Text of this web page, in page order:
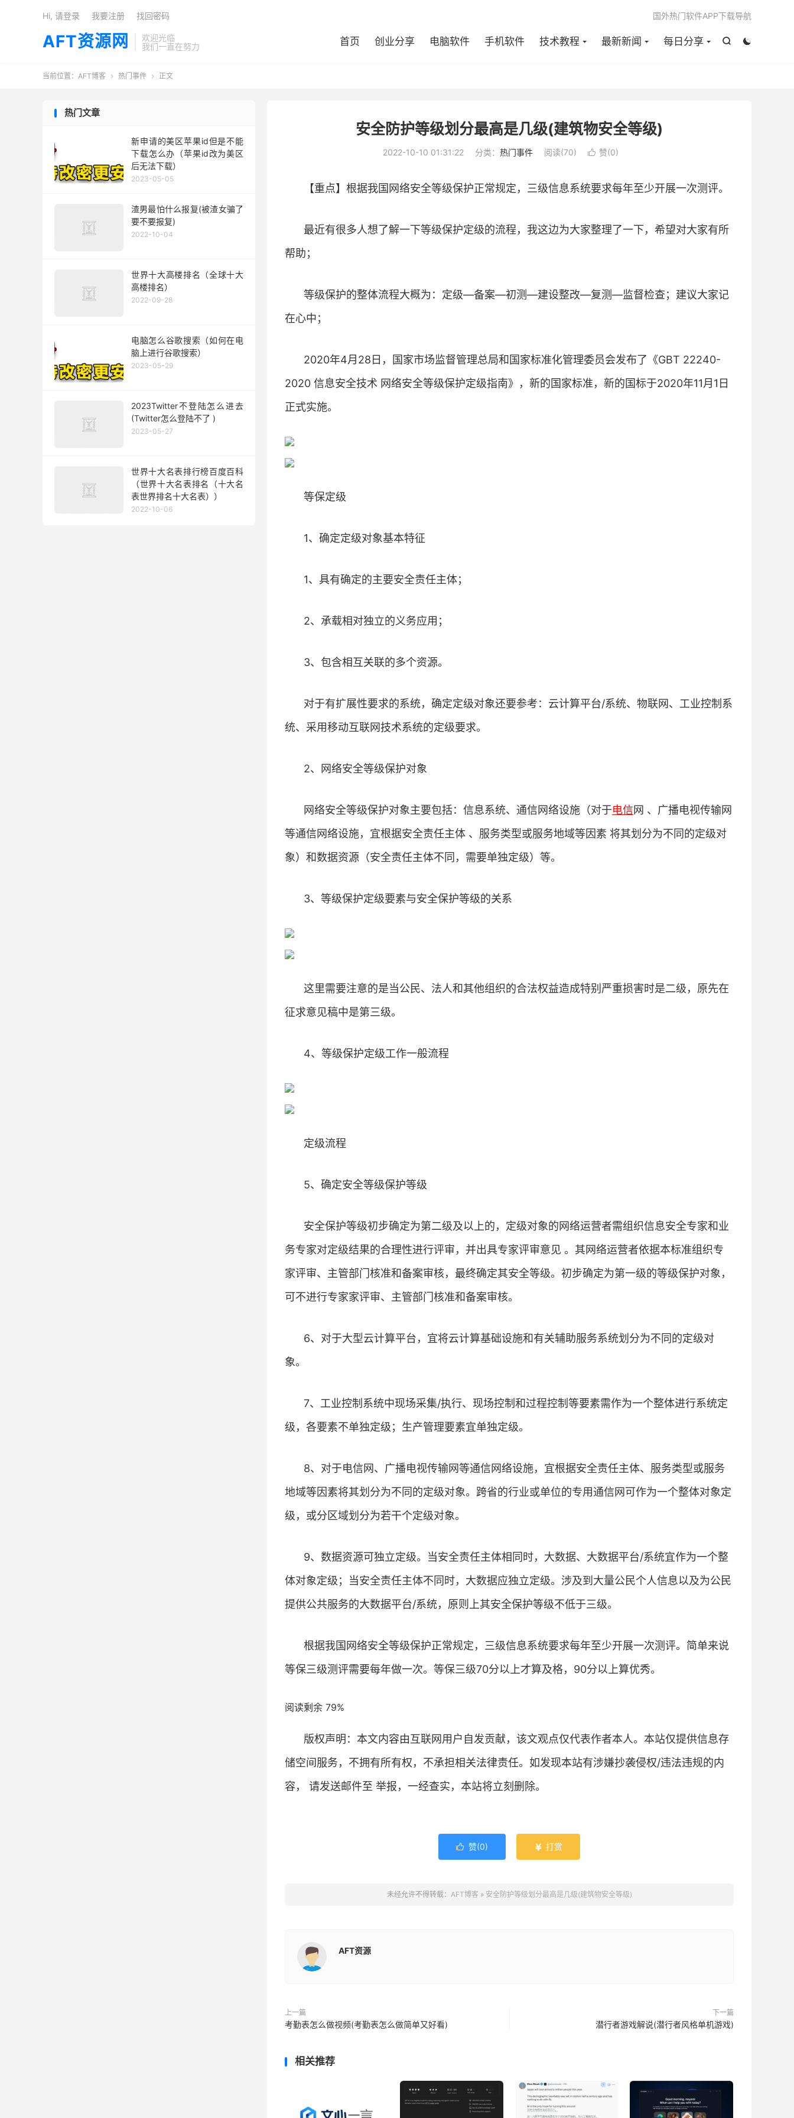
AFT资源网
欢迎光临
我们一直在努力


首页 创业分享 电脑软件 手机软件 技术教程 最新新闻 每日分享
国外热门软件APP下载导航
Hi, 请登录 我要注册 找回密码
当前位置： AFT博客  热门事件  正文
安全防护等级划分最高是几级(建筑物安全等级)
2022-10-10 01:31:22 分类： 热门事件 阅读(70)  赞(0)
【重点】根据我国网络安全等级保护正常规定，三级信息系统要求每年至少开展一次测评。
最近有很多人想了解一下等级保护定级的流程，我这边为大家整理了一下，希望对大家有所
帮助；
等级保护的整体流程大概为：定级—备案—初测—建设整改—复测—监督检查；建议大家记
在心中；
2020年4月28日，国家市场监督管理总局和国家标准化管理委员会发布了《GBT 22240-
2020 信息安全技术 网络安全等级保护定级指南》，新的国家标准，新的国标于2020年11月1日
正式实施。
等保定级
1、确定定级对象基本特征
1、具有确定的主要安全责任主体；
2、承载相对独立的义务应用；
3、包含相互关联的多个资源。
对于有扩展性要求的系统，确定定级对象还要参考：云计算平台/系统、物联网、工业控制系
统、采用移动互联网技术系统的定级要求。
2、网络安全等级保护对象
网络安全等级保护对象主要包括：信息系统、通信网络设施（对于电信网 、广播电视传输网
等通信网络设施，宜根据安全责任主体 、服务类型或服务地域等因素 将其划分为不同的定级对
象）和数据资源（安全责任主体不同，需要单独定级）等。
3、等级保护定级要素与安全保护等级的关系
这里需要注意的是当公民、法人和其他组织的合法权益造成特别严重损害时是二级，原先在
征求意见稿中是第三级。
4、等级保护定级工作一般流程
定级流程
5、确定安全等级保护等级
安全保护等级初步确定为第二级及以上的，定级对象的网络运营者需组织信息安全专家和业
务专家对定级结果的合理性进行评审，并出具专家评审意见 。其网络运营者依据本标准组织专
家评审、主管部门核准和备案审核，最终确定其安全等级。初步确定为第一级的等级保护对象，
可不进行专家家评审、主管部门核准和备案审核。
6、对于大型云计算平台，宜将云计算基础设施和有关辅助服务系统划分为不同的定级对
象。
7、工业控制系统中现场采集/执行、现场控制和过程控制等要素需作为一个整体进行系统定
级，各要素不单独定级；生产管理要素宜单独定级。
8、对于电信网、广播电视传输网等通信网络设施，宜根据安全责任主体、服务类型或服务
地域等因素将其划分为不同的定级对象。跨省的行业或单位的专用通信网可作为一个整体对象定
级，或分区域划分为若干个定级对象。
9、数据资源可独立定级。当安全责任主体相同时，大数据、大数据平台/系统宜作为一个整
体对象定级；当安全责任主体不同时，大数据应独立定级。涉及到大量公民个人信息以及为公民
提供公共服务的大数据平台/系统，原则上其安全保护等级不低于三级。
根据我国网络安全等级保护正常规定，三级信息系统要求每年至少开展一次测评。简单来说
等保三级测评需要每年做一次。等保三级70分以上才算及格，90分以上算优秀。
阅读剩余 79%
版权声明：本文内容由互联网用户自发贡献，该文观点仅代表作者本人。本站仅提供信息存
储空间服务，不拥有所有权，不承担相关法律责任。如发现本站有涉嫌抄袭侵权/违法违规的内
容， 请发送邮件至 举报，一经查实，本站将立刻删除。
 赞(0)  打赏
未经允许不得转载： AFT博客 » 安全防护等级划分最高是几级(建筑物安全等级)
AFT资源
上一篇
考勤表怎么做视频(考勤表怎么做简单又好看)
下一篇
潜行者游戏解说(潜行者风格单机游戏)
相关推荐
热门文章
新申请的美区苹果id但是不能
下载怎么办（苹果id改为美区
后无法下载）
2023-05-05
渣男最怕什么报复(被渣女骗了
要不要报复)
2022-10-04
世界十大高楼排名（全球十大
高楼排名）
2022-09-28
电脑怎么谷歌搜索（如何在电
脑上进行谷歌搜索）
2023-05-29
2023Twitter不登陆怎么进去
(Twitter怎么登陆不了 )
2023-05-27
世界十大名表排行榜百度百科
（世界十大名表排名（十大名
表世界排名十大名表））
2022-10-06